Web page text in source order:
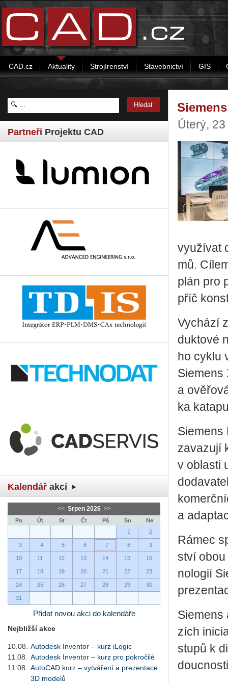
CAD.cz Aktuality Strojírenství Stavebnictví GIS
Partneři Projektu CAD
Kalendář akcí
<< Srpen 2026 >>
Po Út St Čt Pá So
Ne
1
2
3 4 5 6 7 8 9
10 11 12 13 14 15 16
17 18 19 20 21 22 23
24 25 26 27 28 29 30
31
Přidat novou akci do kalendáře
Nejbližší akce
10.08.
Autodesk Inventor – kurz iLogic
11.08.
Autodesk Inventor – kurz pro pokročilé
11.08.
AutoCAD kurz – vytváření a prezentace
3D modelů
Úterý,
vy­u­ží­vat
mů.
plán pro
příč
Vy­chá­zí
duk­to­vé
ho cyklu
Sie­mens
a
ka
Sie­mens
za­va­zu­jí
v ob­las­ti
a
Rámec
ství
no­lo­gií
Sie­mens
zích
stu­pů k